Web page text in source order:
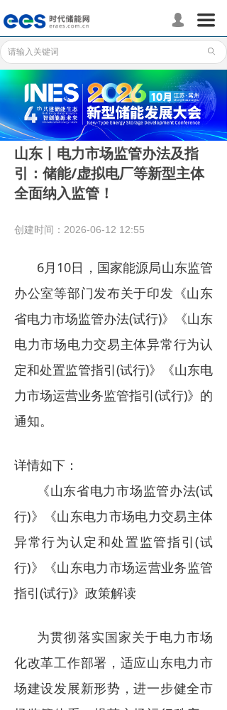
끀
首页
储能分会
储能政策
储能应用
储能技术
标准体系
企业动态
国际储能
数据统计
电力市场
招中标信息
招聘
넙
ꄙ
山东丨电力市场监管办法及指
引：储能/虚拟电厂等新型主体
全面纳入监管！
6月10日，国家能源局山东监管
办公室等部门发布关于印发《山东
省电力市场监管办法(试行)》《山东
电力市场电力交易主体异常行为认
定和处置监管指引(试行)》《山东电
力市场运营业务监管指引(试行)》的
通知。
详情如下：
《山东省电力市场监管办法(试
行)》《山东电力市场电力交易主体
异常行为认定和处置监管指引(试
行)》《山东电力市场运营业务监管
指引(试行)》政策解读
为贯彻落实国家关于电力市场
化改革工作部署，适应山东电力市
场建设发展新形势，进一步健全市
创建时间： 2026-06-12 12:55